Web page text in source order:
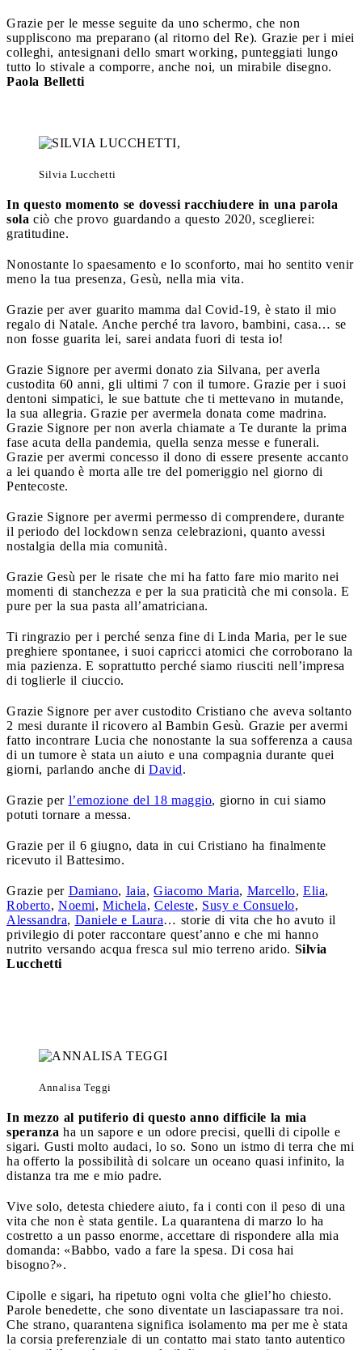
Grazie per le messe seguite da uno schermo, che non
suppliscono ma preparano (al ritorno del Re). Grazie per i miei
colleghi, antesignani dello smart working, punteggiati lungo
tutto lo stivale a comporre, anche noi, un mirabile disegno.
Paola Belletti
Silvia Lucchetti
In questo momento se dovessi racchiudere in una parola
sola ciò che provo guardando a questo 2020, sceglierei:
gratitudine.
Nonostante lo spaesamento e lo sconforto, mai ho sentito venir
meno la tua presenza, Gesù, nella mia vita.
Grazie per aver guarito mamma dal Covid-19, è stato il mio
regalo di Natale. Anche perché tra lavoro, bambini, casa… se
non fosse guarita lei, sarei andata fuori di testa io!
Grazie Signore per avermi donato zia Silvana, per averla
custodita 60 anni, gli ultimi 7 con il tumore. Grazie per i suoi
dentoni simpatici, le sue battute che ti mettevano in mutande,
la sua allegria. Grazie per avermela donata come madrina.
Grazie Signore per non averla chiamate a Te durante la prima
fase acuta della pandemia, quella senza messe e funerali.
Grazie per avermi concesso il dono di essere presente accanto
a lei quando è morta alle tre del pomeriggio nel giorno di
Pentecoste.
Grazie Signore per avermi permesso di comprendere, durante
il periodo del lockdown senza celebrazioni, quanto avessi
nostalgia della mia comunità.
Grazie Gesù per le risate che mi ha fatto fare mio marito nei
momenti di stanchezza e per la sua praticità che mi consola. E
pure per la sua pasta all’amatriciana.
Ti ringrazio per i perché senza fine di Linda Maria, per le sue
preghiere spontanee, i suoi capricci atomici che corroborano la
mia pazienza. E soprattutto perché siamo riusciti nell’impresa
di toglierle il ciuccio.
Grazie Signore per aver custodito Cristiano che aveva soltanto
2 mesi durante il ricovero al Bambin Gesù. Grazie per avermi
fatto incontrare Lucia che nonostante la sua sofferenza a causa
di un tumore è stata un aiuto e una compagnia durante quei
giorni, parlando anche di David.
Grazie per l’emozione del 18 maggio, giorno in cui siamo
potuti tornare a messa.
Grazie per il 6 giugno, data in cui Cristiano ha finalmente
ricevuto il Battesimo.
Grazie per Damiano, Iaia, Giacomo Maria, Marcello, Elia,
Roberto, Noemi, Michela, Celeste, Susy e Consuelo,
Alessandra, Daniele e Laura… storie di vita che ho avuto il
privilegio di poter raccontare quest’anno e che mi hanno
nutrito versando acqua fresca sul mio terreno arido. Silvia
Lucchetti
Annalisa Teggi
In mezzo al putiferio di questo anno difficile la mia
speranza ha un sapore e un odore precisi, quelli di cipolle e
sigari. Gusti molto audaci, lo so. Sono un istmo di terra che mi
ha offerto la possibilità di solcare un oceano quasi infinito, la
distanza tra me e mio padre.
Vive solo, detesta chiedere aiuto, fa i conti con il peso di una
vita che non è stata gentile. La quarantena di marzo lo ha
costretto a un passo enorme, accettare di rispondere alla mia
domanda: «Babbo, vado a fare la spesa. Di cosa hai
bisogno?».
Cipolle e sigari, ha ripetuto ogni volta che gliel’ho chiesto.
Parole benedette, che sono diventate un lasciapassare tra noi.
Che strano, quarantena significa isolamento ma per me è stata
la corsia preferenziale di un contatto mai stato tanto autentico